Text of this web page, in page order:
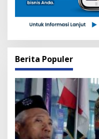
Berita Populer